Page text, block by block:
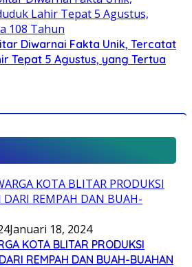
Diwarnai Fakta Unik, Tercatat
Tepat 5 Agustus, yang Tertua
Januari 18, 2024
KOTA BLITAR PRODUKSI
REMPAH DAN BUAH-BUAHAN